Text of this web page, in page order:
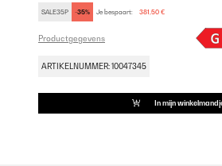
SALE35P -35% Je bespaart: 381,50 €
Productgegevens
ARTIKELNUMMER: 10047345
In mijn